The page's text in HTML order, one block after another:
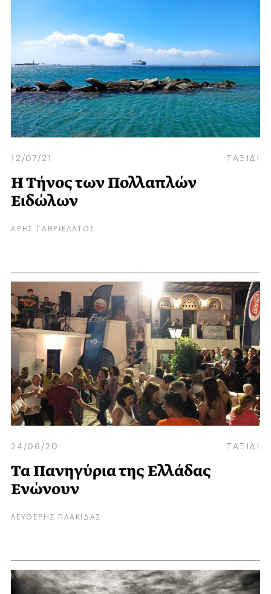
12/07/21 ΤΑΞΙΔΙ
Η Τήνος των Πολλαπλών
Ειδώλων
ΑΡΗΣ ΓΑΒΡΙΕΛΑΤΟΣ
24/06/20 ΤΑΞΙΔΙ
Τα Πανηγύρια της Ελλάδας
Ενώνουν
ΛΕΥΘΕΡΗΣ ΠΛΑΚΙΔΑΣ